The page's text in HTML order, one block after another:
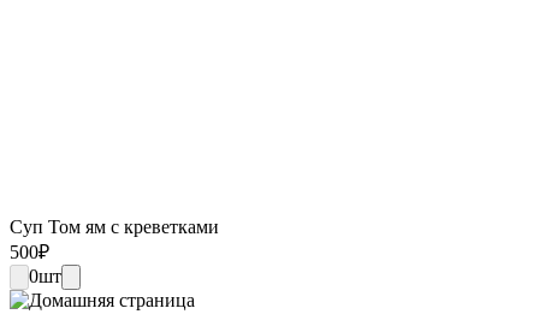
Суп Том ям с креветками
500₽
0шт